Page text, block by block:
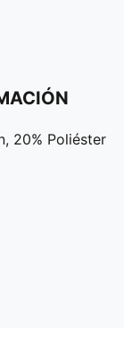
20% Poliéster